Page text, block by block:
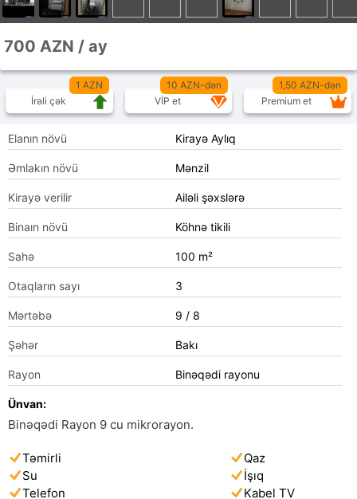
700 AZN / ay
1 AZN
İrəli çək
10 AZN-dən
VİP et
1,50 AZN-dən
Premium et
Elanın növü Kirayə Aylıq
Əmlakın növü Mənzil
Kirayə verilir Ailəli şəxslərə
Binaın növü Köhnə tikili
Sahə 100 m²
Otaqların sayı 3
Mərtəbə 9 / 8
Şəhər Bakı
Rayon Binəqədi rayonu
Ünvan:
Binəqədi Rayon 9 cu mikrorayon.
Təmirli
Qaz
Su
İşıq
Telefon
Kabel TV